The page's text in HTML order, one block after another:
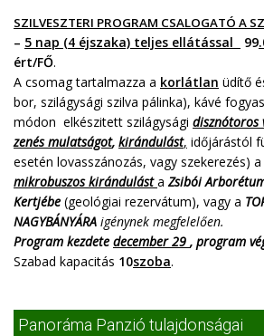
SZILVESZTERI PROGRAM CSALOGATÓ A
– 5 nap (4 éjszaka) teljes ellátással 99
ért/FŐ
A csomag tartalmazza a korlátlan üdítő
bor, szilágysági szilva pálinka), kávé
módon elkészitett szilágysági disznótoros
zenés mulatságot, kirándulást, időjárástól
esetén lovasszánozás, vagy szekerezés)
mikrobuszos kirándulástaZsibói
Kertjébe (geológiai rezervátum), vagy a
NAGYBÁNYÁRA igénynek megfelelően.
Program kezdete december 29 , program
Szabad kapacitás 10szoba.
Panoráma Panzió tulajdonságai